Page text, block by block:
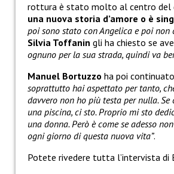
rottura è stato molto al centro del
una nuova storia d’amore o è
poi sono stato con Angelica e poi non
Silvia Toffanin gli ha chiesto se
ognuno per la sua strada, quindi va
Manuel Bortuzzo ha poi
soprattutto hai aspettato per tanto,
davvero non ho più testa per nulla. Se
una piscina, ci sto. Proprio mi sto
una donna. Però è come se adesso
ogni giorno di questa nuova vita”.
Potete rivedere tutta l’intervista di